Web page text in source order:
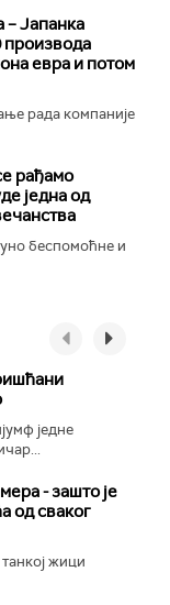
– Јапанка
производа
евра и потом
рада компаније
рађамо
једна од
беспомоћне и
једне
- зашто је
од сваког
жици